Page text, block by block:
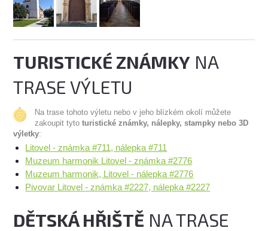
TURISTICKÉ ZNÁMKY NA
TRASE VÝLETU
Na trase tohoto výletu nebo v jeho blízkém okolí můžete
zakoupit tytoturistické známky, nálepky, stampky nebo 3D
výletky:
Litovel - známka #711, nálepka #711
Muzeum harmonik Litovel - známka #2776
Muzeum harmonik, Litovel - nálepka #2776
Pivovar Litovel - známka #2227, nálepka #2227
DĚTSKÁ HŘIŠTĚ NA TRASE